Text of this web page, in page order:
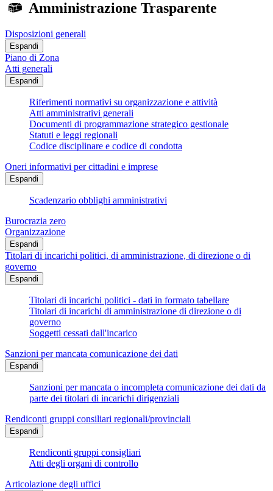
Amministrazione Trasparente
Disposizioni generali
Espandi
Piano di Zona
Atti generali
Espandi
Riferimenti normativi su organizzazione e attività
Atti amministrativi generali
Documenti di programmazione strategico gestionale
Statuti e leggi regionali
Codice disciplinare e codice di condotta
Oneri informativi per cittadini e imprese
Espandi
Scadenzario obblighi amministrativi
Burocrazia zero
Organizzazione
Espandi
Titolari di incarichi politici, di amministrazione, di direzione o di
governo
Espandi
Titolari di incarichi politici - dati in formato tabellare
Titolari di incarichi di amministrazione di direzione o di
governo
Soggetti cessati dall'incarico
Sanzioni per mancata comunicazione dei dati
Espandi
Sanzioni per mancata o incompleta comunicazione dei dati da
parte dei titolari di incarichi dirigenziali
Rendiconti gruppi consiliari regionali/provinciali
Espandi
Rendiconti gruppi consigliari
Atti degli organi di controllo
Articolazione degli uffici